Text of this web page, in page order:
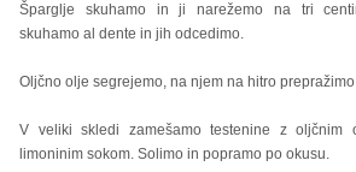
Šparglje skuhamo in ji narežemo na tri
skuhamo al dente in jih odcedimo.
Oljčno olje segrejemo, na njem na hitro
V veliki skledi zamešamo testenine z oljčnim
limoninim sokom. Solimo in popramo po okusu.